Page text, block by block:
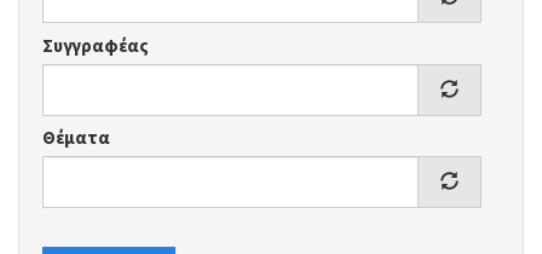
Συγγραφέας
Θέματα